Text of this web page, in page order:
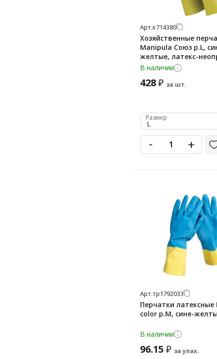
Арт.к714380
Хозяйственные
Manipula Союз р.L,
желтые, латекс-
В наличии
428₽ за шт.
Размер
L
- +
Арт.тр1792033
Перчатки латексные
color р.M, сине-
В наличии
96.15 ₽ за упак.